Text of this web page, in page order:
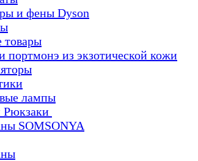
и фены Dyson
товары
портмонэ из экзотической кожи
лампы
SOMSONYA